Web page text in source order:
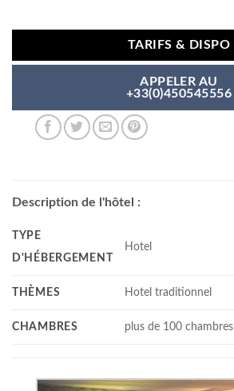
TARIFS & DISPO
APPELER AU
+33(0)450545556
Description de l'hôtel :
TYPE
D'HÉBERGEMENT
Hotel
THÈMES Hotel traditionnel
CHAMBRES plus de 100 chambres